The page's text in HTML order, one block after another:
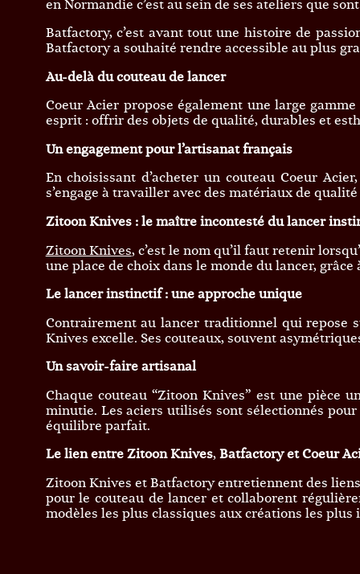
en Normandie c’est au sein de ses ateliers que
Batfactory, c’est avant tout une histoire de
Batfactory a souhaité rendre accessible au plus
Au-delà du couteau de lancer
Coeur Acier propose également une large
esprit : offrir des objets de qualité, durables et
Un engagement pour l’artisanat français
En choisissant d’acheter un couteau Coeur
s’engage à travailler avec des matériaux de
Zitoon Knives : le maître incontesté du lancer
Zitoon Knives, c’est le nom qu’il faut retenir
une place de choix dans le monde du lancer,
Le lancer instinctif : une approche unique
Contrairement au lancer traditionnel qui repose
Knives excelle. Ses couteaux, souvent
Un savoir-faire artisanal
Chaque couteau “Zitoon Knives” est une pièce
minutie. Les aciers utilisés sont sélectionnés
équilibre parfait.
Le lien entre Zitoon Knives, Batfactory et Coeur
Zitoon Knives et Batfactory entretiennent des
pour le couteau de lancer et collaborent
modèles les plus classiques aux créations les plus